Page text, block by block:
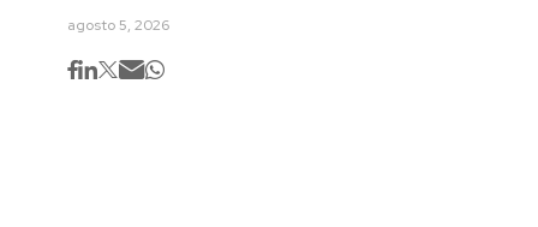
agosto 5, 2026